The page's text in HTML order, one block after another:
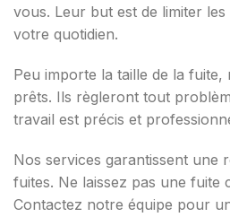
vous. Leur but est de limiter
votre quotidien.
Peu importe la taille de la
prêts. Ils règleront tout
travail est précis et
Nos services garantissent une
fuites. Ne laissez pas une fuite
Contactez notre équipe pour